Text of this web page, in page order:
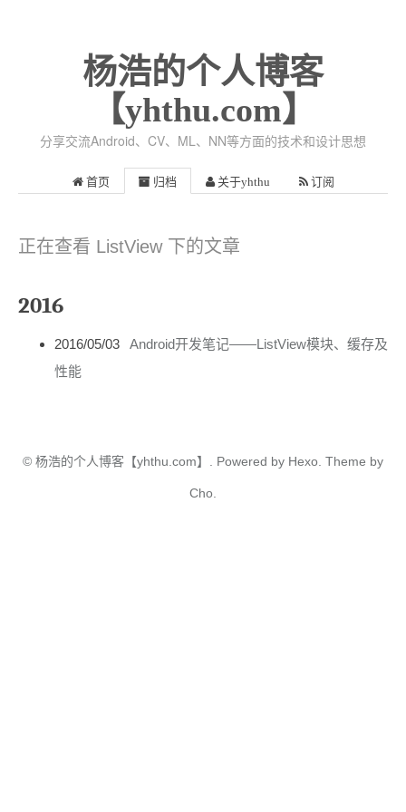
杨浩的个人博客
【yhthu.com】
分享交流Android、CV、ML、NN等方面的技术和设计思想
首页 归档 关于yhthu 订阅
正在查看 ListView 下的文章
2016
2016/05/03
Android开发笔记——ListView模块、缓存及
性能
© 杨浩的个人博客【yhthu.com】. Powered by Hexo. Theme by
Cho.